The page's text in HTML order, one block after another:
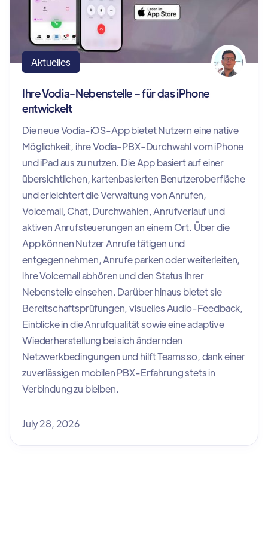
Aktuelles
Ihre Vodia-Nebenstelle – für das iPhone
entwickelt
Die neue Vodia-iOS-App bietet Nutzern eine native
Möglichkeit, ihre Vodia-PBX-Durchwahl vom iPhone
und iPad aus zu nutzen. Die App basiert auf einer
übersichtlichen, kartenbasierten Benutzeroberfläche
und erleichtert die Verwaltung von Anrufen,
Voicemail, Chat, Durchwahlen, Anrufverlauf und
aktiven Anrufsteuerungen an einem Ort. Über die
App können Nutzer Anrufe tätigen und
entgegennehmen, Anrufe parken oder weiterleiten,
ihre Voicemail abhören und den Status ihrer
Nebenstelle einsehen. Darüber hinaus bietet sie
Bereitschaftsprüfungen, visuelles Audio-Feedback,
Einblicke in die Anrufqualität sowie eine adaptive
Wiederherstellung bei sich ändernden
Netzwerkbedingungen und hilft Teams so, dank einer
zuverlässigen mobilen PBX-Erfahrung stets in
Verbindung zu bleiben.
July 28, 2026